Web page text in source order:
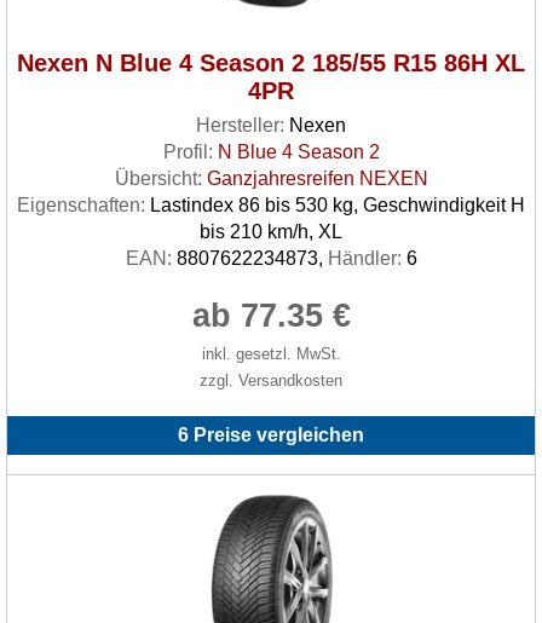
Nexen N Blue 4 Season 2 185/55 R15 86H XL
4PR
Hersteller: Nexen
Profil: N Blue 4 Season 2
Übersicht: Ganzjahresreifen NEXEN
Eigenschaften: Lastindex 86 bis 530 kg, Geschwindigkeit H
bis 210 km/h, XL
EAN: 8807622234873, Händler: 6
ab 77.35 €
inkl. gesetzl. MwSt.
zzgl. Versandkosten
6 Preise vergleichen